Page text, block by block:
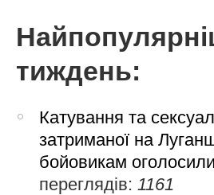
тиждень:
Катування та
затриманої на
бойовикам
переглядів: 1161